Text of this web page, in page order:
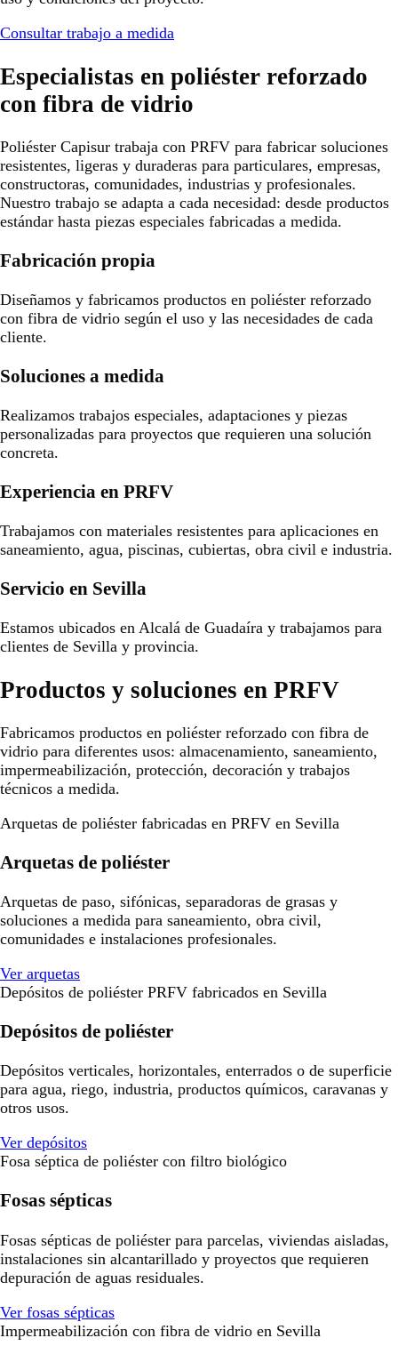
Consultar trabajo a medida
Especialistas en poliéster reforzado
con fibra de vidrio
Poliéster Capisur trabaja con PRFV para fabricar soluciones
resistentes, ligeras y duraderas para particulares, empresas,
constructoras, comunidades, industrias y profesionales.
Nuestro trabajo se adapta a cada necesidad: desde productos
estándar hasta piezas especiales fabricadas a medida.
Fabricación propia
Diseñamos y fabricamos productos en poliéster reforzado
con fibra de vidrio según el uso y las necesidades de cada
cliente.
Soluciones a medida
Realizamos trabajos especiales, adaptaciones y piezas
personalizadas para proyectos que requieren una solución
concreta.
Experiencia en PRFV
Trabajamos con materiales resistentes para aplicaciones en
saneamiento, agua, piscinas, cubiertas, obra civil e industria.
Servicio en Sevilla
Estamos ubicados en Alcalá de Guadaíra y trabajamos para
clientes de Sevilla y provincia.
Productos y soluciones en PRFV
Fabricamos productos en poliéster reforzado con fibra de
vidrio para diferentes usos: almacenamiento, saneamiento,
impermeabilización, protección, decoración y trabajos
técnicos a medida.
Arquetas de poliéster fabricadas en PRFV en Sevilla
Arquetas de poliéster
Arquetas de paso, sifónicas, separadoras de grasas y
soluciones a medida para saneamiento, obra civil,
comunidades e instalaciones profesionales.
Ver arquetas
Depósitos de poliéster PRFV fabricados en Sevilla
Depósitos de poliéster
Depósitos verticales, horizontales, enterrados o de superficie
para agua, riego, industria, productos químicos, caravanas y
otros usos.
Ver depósitos
Fosa séptica de poliéster con filtro biológico
Fosas sépticas
Fosas sépticas de poliéster para parcelas, viviendas aisladas,
instalaciones sin alcantarillado y proyectos que requieren
depuración de aguas residuales.
Ver fosas sépticas
Impermeabilización con fibra de vidrio en Sevilla